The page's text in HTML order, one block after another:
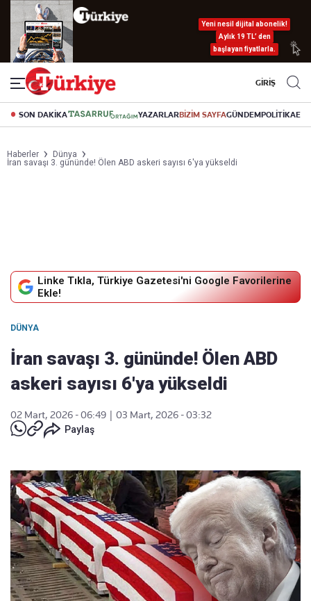
Yeni nesil dijital abonelik!
Aylık 19 TL’ den
başlayan fiyatlarla.
GİRİŞ
SON DAKİKA YAZARLARBİZİM SAYFAGÜNDEMPOLİTİKA
Haberler
Dünya
İran savaşı 3. gününde! Ölen ABD askeri sayısı 6'ya yükseldi
Linke Tıkla, Türkiye Gazetesi'ni Google Favorilerine
Ekle!
DÜNYA
İran savaşı 3. gününde! Ölen ABD
askeri sayısı 6'ya yükseldi
02 Mart, 2026 - 06:49
03 Mart, 2026 - 03:32
Paylaş